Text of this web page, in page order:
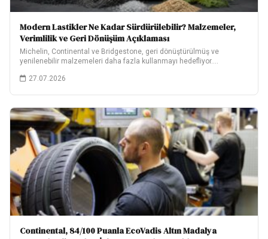
Modern Lastikler Ne Kadar Sürdürülebilir? Malzemeler,
Verimlilik ve Geri Dönüşüm Açıklaması
Michelin, Continental ve Bridgestone, geri dönüştürülmüş ve
yenilenebilir malzemeleri daha fazla kullanmayı hedefliyor.
27.07.2026
Continental, 84/100 Puanla EcoVadis Altın Madalya